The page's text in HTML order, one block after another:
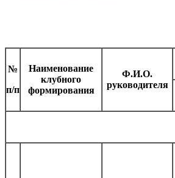
№
п/п
Наименование
клубного
формирования
Ф.И.О.
руководителя